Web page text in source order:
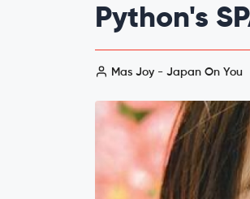
Python's
Mas Joy - Japan On You